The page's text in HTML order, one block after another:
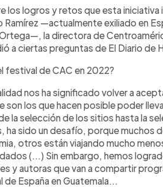
los logros y retos que esta
Ramírez —actualmente exiliado en
la directora de
a ciertas preguntas de El Diario de
festival de CAC en 2022?
nos ha significado volver a
son los que hacen posible poder
la selección de los sitios hasta la
ha sido un desafío, porque muchos
otros están viajando mucho
(...) Sin embargo, hemos
y autoras que van a compartir
de España en Guatemala...